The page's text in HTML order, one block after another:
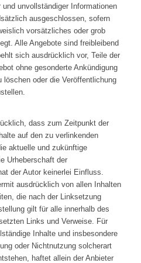
unvollständiger Informationen
ausgeschlossen, sofern
vorsätzliches oder grob
Alle Angebote sind freibleibend
sich ausdrücklich vor, Teile der
ohne gesonderte Ankündigung
oder die Veröffentlichung
dass zum Zeitpunkt der
auf den zu verlinkenden
aktuelle und zukünftige
Urheberschaft der
der Autor keinerlei Einfluss.
ausdrücklich von allen Inhalten
die nach der Linksetzung
gilt für alle innerhalb des
Links und Verweise. Für
Inhalte und insbesondere
oder Nichtnutzung solcherart
haftet allein der Anbieter